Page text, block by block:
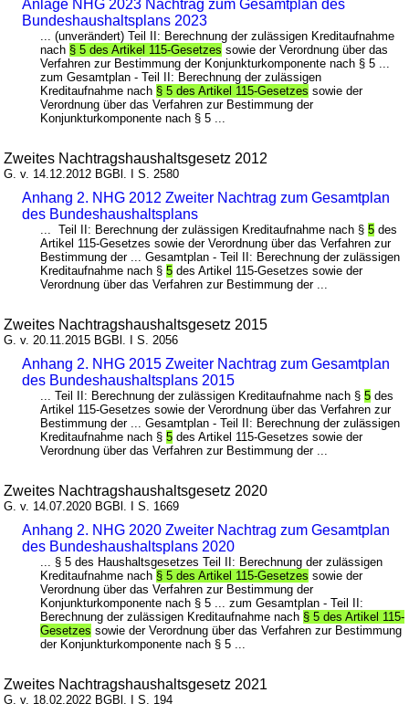
Anlage NHG 2023 Nachtrag zum Gesamtplan des
Bundeshaushaltsplans 2023
... (unverändert) Teil II: Berechnung der zulässigen Kreditaufnahme
nach § 5 des Artikel 115-Gesetzes sowie der Verordnung über das
Verfahren zur Bestimmung der Konjunkturkomponente nach § 5 ...
zum Gesamtplan - Teil II: Berechnung der zulässigen
Kreditaufnahme nach § 5 des Artikel 115-Gesetzes sowie der
Verordnung über das Verfahren zur Bestimmung der
Konjunkturkomponente nach § 5 ...
Zweites Nachtragshaushaltsgesetz 2012
G. v. 14.12.2012 BGBl. I S. 2580
Anhang 2. NHG 2012 Zweiter Nachtrag zum Gesamtplan
des Bundeshaushaltsplans
... Teil II: Berechnung der zulässigen Kreditaufnahme nach §5 des
Artikel 115-Gesetzes sowie der Verordnung über das Verfahren zur
Bestimmung der ... Gesamtplan - Teil II: Berechnung der zulässigen
Kreditaufnahme nach §5 des Artikel 115-Gesetzes sowie der
Verordnung über das Verfahren zur Bestimmung der ...
Zweites Nachtragshaushaltsgesetz 2015
G. v. 20.11.2015 BGBl. I S. 2056
Anhang 2. NHG 2015 Zweiter Nachtrag zum Gesamtplan
des Bundeshaushaltsplans 2015
... Teil II: Berechnung der zulässigen Kreditaufnahme nach §5 des
Artikel 115-Gesetzes sowie der Verordnung über das Verfahren zur
Bestimmung der ... Gesamtplan - Teil II: Berechnung der zulässigen
Kreditaufnahme nach §5 des Artikel 115-Gesetzes sowie der
Verordnung über das Verfahren zur Bestimmung der ...
Zweites Nachtragshaushaltsgesetz 2020
G. v. 14.07.2020 BGBl. I S. 1669
Anhang 2. NHG 2020 Zweiter Nachtrag zum Gesamtplan
des Bundeshaushaltsplans 2020
... § 5 des Haushaltsgesetzes Teil II: Berechnung der zulässigen
Kreditaufnahme nach § 5 des Artikel 115-Gesetzes sowie der
Verordnung über das Verfahren zur Bestimmung der
Konjunkturkomponente nach § 5 ... zum Gesamtplan - Teil II:
Berechnung der zulässigen Kreditaufnahme nach § 5 des Artikel 115-
Gesetzes sowie der Verordnung über das Verfahren zur Bestimmung
der Konjunkturkomponente nach § 5 ...
Zweites Nachtragshaushaltsgesetz 2021
G. v. 18.02.2022 BGBl. I S. 194